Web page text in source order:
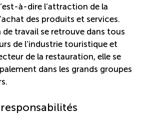
fonction
d’emploi en ligne
et subventions
à-dire l’attraction de la
des produits et services.
travail se retrouve dans tous
de l’industrie touristique et
de la restauration, elle se
dans les grands groupes